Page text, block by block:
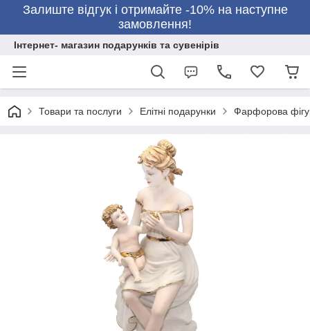
Залиште відгук і отримайте -10% на наступне
замовлення!
Інтернет- магазин подарунків та сувенірів
Товари та послуги Елітні подарунки Фарфорова